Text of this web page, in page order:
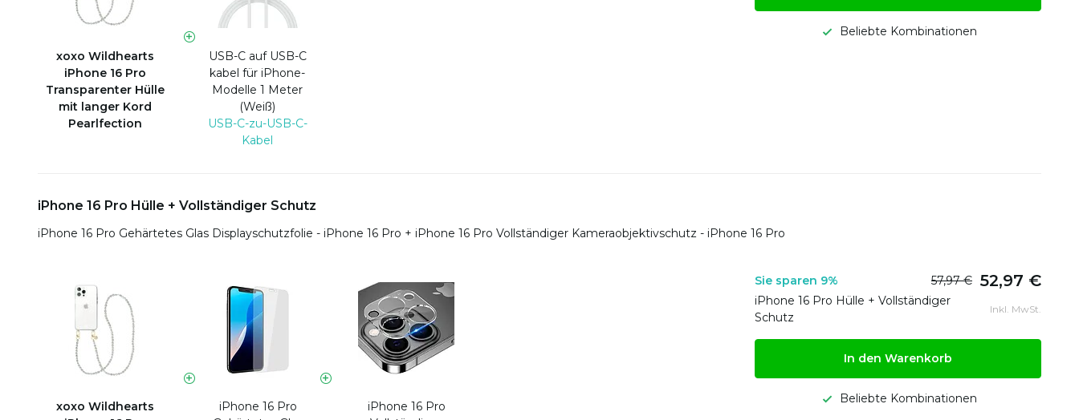
xoxo Wildhearts
iPhone 16 Pro
Transparenter Hülle
mit langer Kord
Pearlfection
USB-C auf USB-C
kabel für iPhone-
Modelle 1 Meter
(Weiß)
USB-C-zu-USB-C-
Kabel
Beliebte Kombinationen
iPhone 16 Pro Hülle + Vollständiger Schutz
iPhone 16 Pro Gehärtetes Glas Displayschutzfolie - iPhone 16 Pro + iPhone 16 Pro Vollständiger Kameraobjektivschutz - iPhone 16 Pro
xoxo Wildhearts
iPhone 16 Pro
iPhone 16 Pro
Sie sparen 9% 57,97 € 52,97 €
iPhone 16 Pro Hülle + Vollständiger
Schutz
Inkl. MwSt.
In den Warenkorb
Beliebte Kombinationen